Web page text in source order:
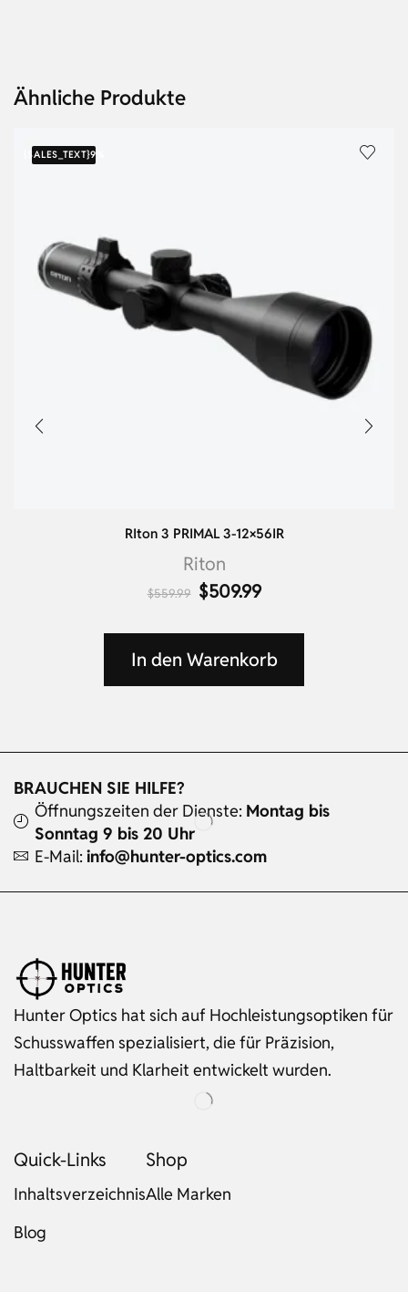
Ähnliche Produkte
{SALES_TEXT}9%
RIton 3 PRIMAL 3-12×56IR
Riton
$559.99 $509.99
In den Warenkorb
BRAUCHEN SIE HILFE?
Öffnungszeiten der Dienste: Montag bis
Sonntag 9 bis 20 Uhr
E-Mail: info@hunter-optics.com
Hunter Optics hat sich auf Hochleistungsoptiken für
Schusswaffen spezialisiert, die für Präzision,
Haltbarkeit und Klarheit entwickelt wurden.
Quick-Links
Inhaltsverzeichnis
Blog
Shop
Alle Marken